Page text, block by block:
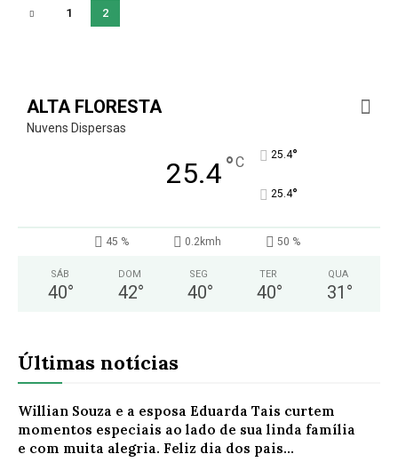
1 2
ALTA FLORESTA
Nuvens Dispersas
25.4°C 25.4°
25.4°
45 % 0.2kmh 50 %
SÁB
40°
DOM
42°
SEG
40°
TER
40°
QUA
31 °
Últimas notícias
Willian Souza e a esposa Eduarda Tais curtem
momentos especiais ao lado de sua linda família
e com muita alegria. Feliz dia dos pais...